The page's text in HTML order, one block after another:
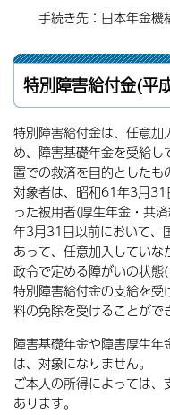
手続き先：日本年金機
特別障害給付金(平
特別障害給付金は、任意
め、障害基礎年金を受給
置での救済を目的としたも
対象者は、昭和61年3月31
った被用者(厚生年金・共
年3月31日以前において、
あって、任意加入していな
政令で定める障がいの状態
特別障害給付金の支給を
料の免除を受けることがで
障害基礎年金や障害厚生
は、対象になりません。
ご本人の所得によっては
あります。